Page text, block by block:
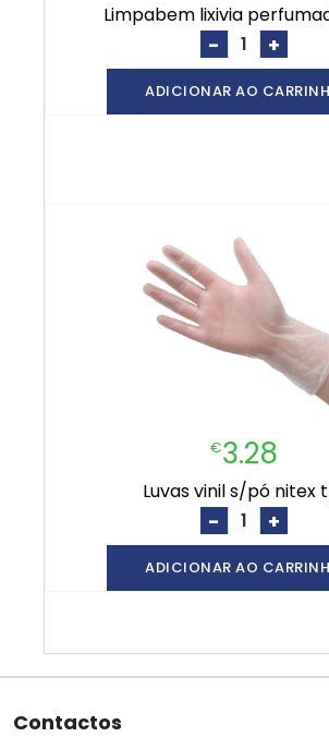
limpabem lixivia
- +
ADICIONAR AO
€3.28
luvas vinil s/pó nitex
- +
ADICIONAR AO
Contactos